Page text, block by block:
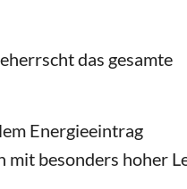
das gesamte
Energieeintrag
mit besonders hoher